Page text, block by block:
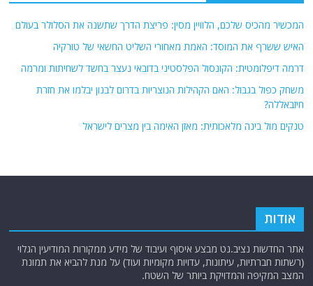
המכשיר מהכיס שלכם, הלוויין מסין: פריצת הדרך שתשנה את הסלולר בעולם
האיש ששרף את המוסד: האמת מאחורי השליט החשאי של טורקיה
דרמה דיפלומטית: הקונסול הפלסטיני בדובאי נעצר בחשד לשחיתות ומרמה
משחק כפול בגבול: האם הקהילות הנוצריות בדרום לבנון יבלמו את חזרת
חיזבאללה?
טנקים מול בינה מלאכותית: מאזן האימה בין מצרים לישראל
אודות
אתר החדשות נציב.נט מבצע איסוף ועיבוד של מידע ממקורות המודיעין הגלוי
(רשתות חברתיות, עיתונות, עדויות מקומיות ועוד) על מנת להביא את תמונת
המצב המקיפה והמדויקת ביותר של השטח.